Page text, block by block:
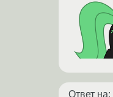
Ответ на: